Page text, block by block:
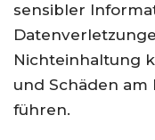
sensibler
Nichteinhaltung
und Schäden am
führen.